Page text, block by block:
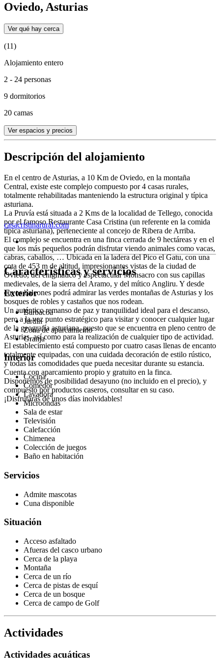
Oviedo, Asturias
Ver qué hay cerca
(11)
Alojamiento entero
2 - 24 personas
9 dormitorios
20 camas
Ver espacios y precios
Descripción del alojamiento
En el centro de Asturias, a 10 Km de Oviedo, en la montaña
Central, existe este complejo compuesto por 4 casas rurales,
totalmente rehabilitadas manteniendo la estructura original y típica
asturiana.
La Pruvía está situada a 2 Kms de la localidad de Tellego, conocida
por el famoso Restaurante Casa Cristina (un referente en la comida
típica asturiana), perteneciente al concejo de Ribera de Arriba.
El complejo se encuentra en una finca cerrada de 9 hectáreas y en el
que los más pequeños podrán disfrutar viendo animales como vacas,
cabras, caballos, … Ubicada en la ladera del Pico el Gatu, con una
cota de 453 m de altitud, impresionantes vistas de la ciudad de
Oviedo, del enigmático y espectacular Monsacro con sus capillas
medievales, de la sierra del Aramo, y del mítico Angliru. Y desde
cuyos balcones podrá admirar las verdes montañas de Asturias y los
bosques de robles y castaños que nos rodean.
Un auténtico remanso de paz y tranquilidad ideal para el descanso,
pero a la vez punto estratégico para visitar y conocer cualquier lugar
de la geografía asturiana, puesto que se encuentra en pleno centro de
Asturias, así como para la realización de cualquier tipo de actividad.
El establecimiento está compuesto por cuatro casas llenas de encanto
totalmente equipadas, con una cuidada decoración de estilo rústico,
y todas las comodidades que pueda necesitar durante su estancia.
Cuenta con aparcamiento propio y gratuito en la finca.
Disponemos de posibilidad desayuno (no incluido en el precio), y
compuesto por productos caseros, consultar en su caso.
¡Disfrutarás de unos días inolvidables!
casacristinarural.com
Características y servicios
Exterior
Barbacoa
Jardín
Zona de aparcamiento
Granja
Interior
Cocina
Comedor
Lavadora
Microondas
Sala de estar
Televisión
Calefacción
Chimenea
Colección de juegos
Baño en habitación
Servicios
Admite mascotas
Cuna disponible
Situación
Acceso asfaltado
Afueras del casco urbano
Cerca de la playa
Montaña
Cerca de un río
Cerca de pistas de esquí
Cerca de un bosque
Cerca de campo de Golf
Actividades
Actividades acuáticas